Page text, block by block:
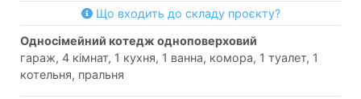
Що входить до складу проєкту?
односімейний котедж одноповерховий
гараж, 4 кімнат, 1 кухня, 1 ванна, комора, 1 туалет, 1
котельня, пральня